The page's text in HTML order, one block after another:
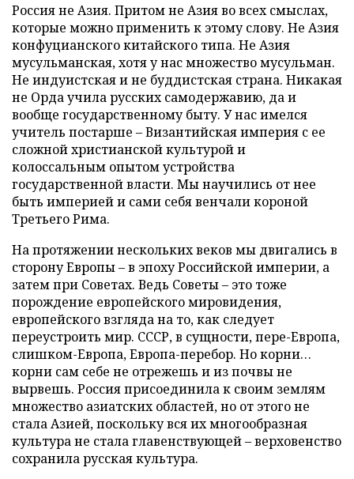
Россия не Азия. Притом не Азия во всех смыслах,
которые можно применить к этому слову. Не Азия
конфуцианского китайского типа. Не Азия
мусульманская, хотя у нас множество мусульман.
Не индуистская и не буддистская страна. Никакая
не Орда учила русских самодержавию, да и
вообще государственному быту. У нас имелся
учитель постарше – Византийская империя с ее
сложной христианской культурой и
колоссальным опытом устройства
государственной власти. Мы научились от нее
быть империей и сами себя венчали короной
Третьего Рима.
На протяжении нескольких веков мы двигались в
сторону Европы – в эпоху Российской империи, а
затем при Советах. Ведь Советы – это тоже
порождение европейского мировидения,
европейского взгляда на то, как следует
переустроить мир. СССР, в сущности, пере-Европа,
слишком-Европа, Европа-перебор. Но корни…
корни сам себе не отрежешь и из почвы не
вырвешь. Россия присоединила к своим землям
множество азиатских областей, но от этого не
стала Азией, поскольку вся их многообразная
культура не стала главенствующей – верховенство
сохранила русская культура.